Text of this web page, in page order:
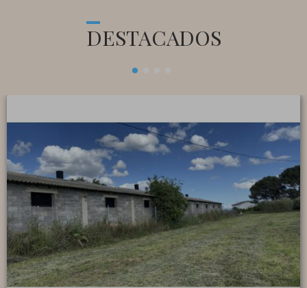
DESTACADOS